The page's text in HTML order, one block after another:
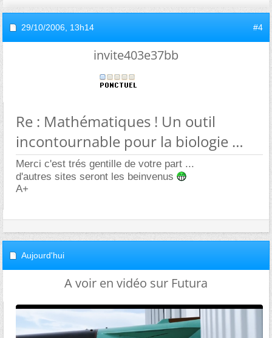
29/10/2006, 13h14 #4
invite403e37bb
Re : Mathématiques ! Un outil
incontournable pour la biologie
Merci c'est trés gentille de votre part ...
d'autres sites seront les beinvenus
A+
Aujourd'hui
A voir en vidéo sur Futura